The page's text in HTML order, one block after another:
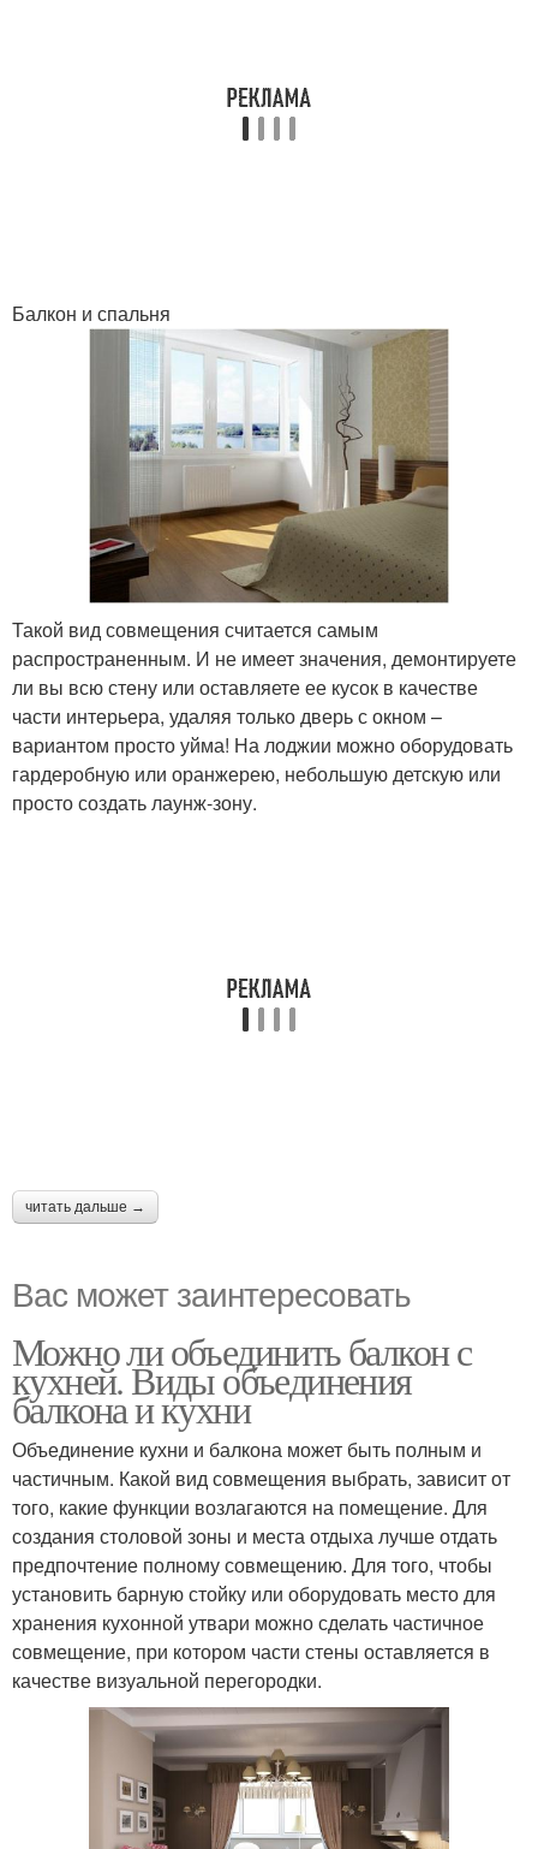
Балкон и спальня
Такой вид совмещения считается самым
распространенным. И не имеет значения, демонтируете
ли вы всю стену или оставляете ее кусок в качестве
части интерьера, удаляя только дверь с окном –
вариантом просто уйма! На лоджии можно оборудовать
гардеробную или оранжерею, небольшую детскую или
просто создать лаунж-зону.
читать дальше →
Вас может заинтересовать
Можно ли объединить балкон с
кухней. Виды объединения
балкона и кухни
Объединение кухни и балкона может быть полным и
частичным. Какой вид совмещения выбрать, зависит от
того, какие функции возлагаются на помещение. Для
создания столовой зоны и места отдыха лучше отдать
предпочтение полному совмещению. Для того, чтобы
установить барную стойку или оборудовать место для
хранения кухонной утвари можно сделать частичное
совмещение, при котором части стены оставляется в
качестве визуальной перегородки.